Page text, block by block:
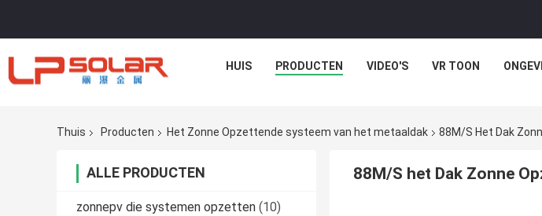
HUIS PRODUCTEN VIDEO'S VR TOON
Thuis Producten Het Zonne Opzettende systeem van het metaaldak 88M/S Het Dak
ALLE PRODUCTEN
zonnepv die systemen opzetten (10)
88M/S het Dak Zonne